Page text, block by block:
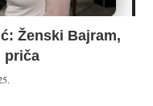
Ženski Bajram,
priča